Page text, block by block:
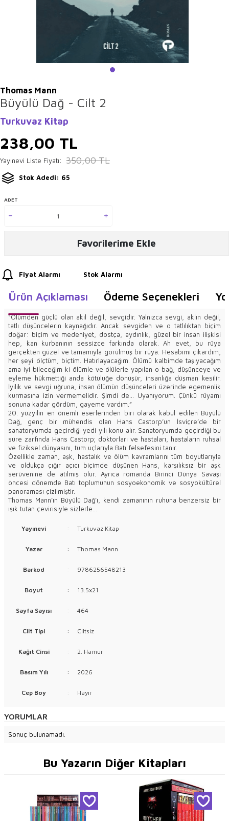
Thomas Mann
Büyülü Dağ - Cilt 2
Turkuvaz Kitap
238,00 TL
Yayınevi Liste Fiyatı: 350,00TL
Stok Adedi: 65
ADET
Favorilerime Ekle
Fiyat Alarmı Stok Alarmı
Ürün Açıklaması Ödeme Seçenekleri
“Ölümden güçlü olan akıl değil, sevgidir. Yalnızca sevgi, aklın değil,
tatlı düşüncelerin kaynağıdır. Ancak sevgiden ve o tatlılıktan biçim
doğar: biçim ve medeniyet, dostça, aydınlık, güzel bir insan ilişkisi
hep, kan kurbanının sessizce farkında olarak. Ah evet, bu rüya
gerçekten güzel ve tamamıyla görülmüş bir rüya. Hesabımı çıkardım,
her şeyi ölçtüm, biçtim. Hatırlayacağım. Ölümü kalbimde taşıyacağım
ama iyi bileceğim ki ölümle ve ölülerle yapılan o bağ, düşünceye ve
eyleme hükmettiği anda kötülüğe dönüşür, insanlığa düşman kesilir.
İyilik ve sevgi uğruna, insan ölümün düşünceleri üzerinde egemenlik
kurmasına izin vermemelidir. Şimdi de... Uyanıyorum. Çünkü rüyamı
sonuna kadar gördüm, gayeme vardım.”
20. yüzyılın en önemli eserlerinden biri olarak kabul edilen Büyülü
Dağ, genç bir mühendis olan Hans Castorp’un İsviçre’de bir
sanatoryumda geçirdiği yedi yılı konu alır. Sanatoryumda geçirdiği bu
süre zarfında Hans Castorp; doktorları ve hastaları, hastaların ruhsal
ve fiziksel dünyasını, tüm uçlarıyla Batı felsefesini tanır.
Özellikle zaman, aşk, hastalık ve ölüm kavramlarını tüm boyutlarıyla
ve oldukça çığır açıcı biçimde düşünen Hans, karşılıksız bir aşk
serüvenine de atılmış olur. Ayrıca romanda Birinci Dünya Savaşı
öncesi dönemde Batı toplumunun sosyoekonomik ve sosyokültürel
panoraması çizilmiştir.
Thomas Mann’ın Büyülü Dağ’ı, kendi zamanının ruhuna benzersiz bir
ışık tutan çevirisiyle sizlerle…
Yayınevi : Turkuvaz Kitap
Yazar : Thomas Mann
Barkod : 9786256548213
Boyut : 13.5x21
Sayfa Sayısı : 464
Cilt Tipi : Ciltsiz
Kağıt Cinsi : 2. Hamur
Basım Yılı : 2026
Cep Boy : Hayır
YORUMLAR
Sonuç bulunamadı.
Bu Yazarın Diğer Kitapları